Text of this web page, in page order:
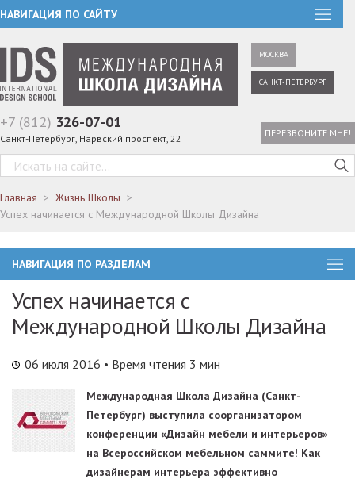
НАВИГАЦИЯ ПО САЙТУ
МОСКВА
САНКТ-ПЕТЕРБУРГ
+7 (812) 326-07-01
Санкт-Петербург, Нарвский проспект, 22 ПЕРЕЗВОНИТЕ МНЕ!
Главная
Жизнь Школы
Успех начинается с Международной Школы Дизайна
НАВИГАЦИЯ ПО РАЗДЕЛАМ
Успех начинается с
Международной Школы Дизайна
06 июля 2016 • Время чтения 3 мин
Международная Школа Дизайна (Санкт-
Петербург) выступила соорганизатором
конференции «Дизайн мебели и интерьеров»
на Всероссийском мебельном саммите! Как
дизайнерам интерьера эффективно